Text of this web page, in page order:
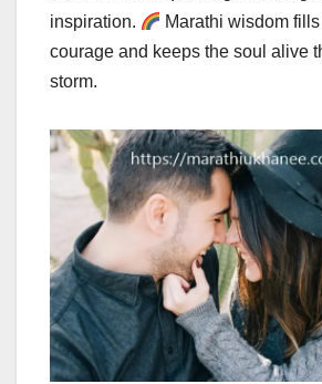
inspiration.
Marathi wisdom
courage and keeps the soul alive
storm.